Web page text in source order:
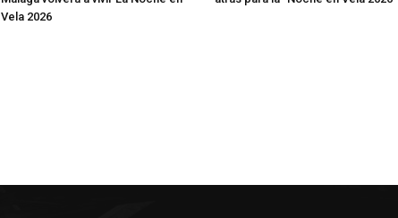
Vela 2026